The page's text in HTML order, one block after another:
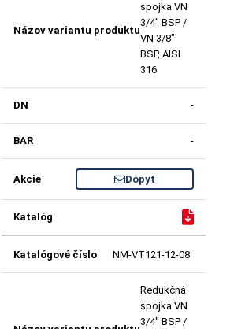
spojka VN
3/4" BSP /
VN 3/8"
BSP, AISI
316
-
-
Dopyt
NM-VT121-12-08
Redukčná
spojka VN
3/4" BSP /